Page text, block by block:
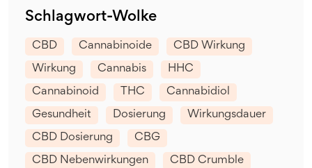
Schlagwort-Wolke
CBD Cannabinoide CBD Wirkung
Wirkung Cannabis HHC
Cannabinoid THC Cannabidiol
Gesundheit Dosierung Wirkungsdauer
CBD Dosierung CBG
CBD Nebenwirkungen CBD Crumble